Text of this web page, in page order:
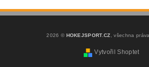
2026 © HOKEJSPORT.CZ , všechna
Vytvořil Shoptet